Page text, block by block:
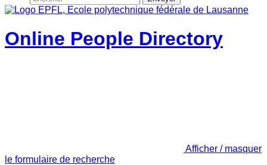
Online People Directory
Afficher / masquer
le formulaire de recherche